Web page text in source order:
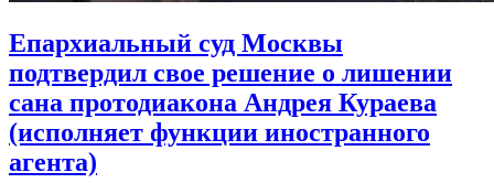
Епархиальный суд Москвы
подтвердил свое решение о лишении
сана протодиакона Андрея Кураева
(исполняет функции иностранного
агента)